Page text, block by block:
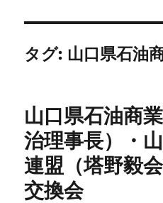
タグ: 山口県石油
山口県石油商
治理事長）・
連盟（塔野毅
交換会